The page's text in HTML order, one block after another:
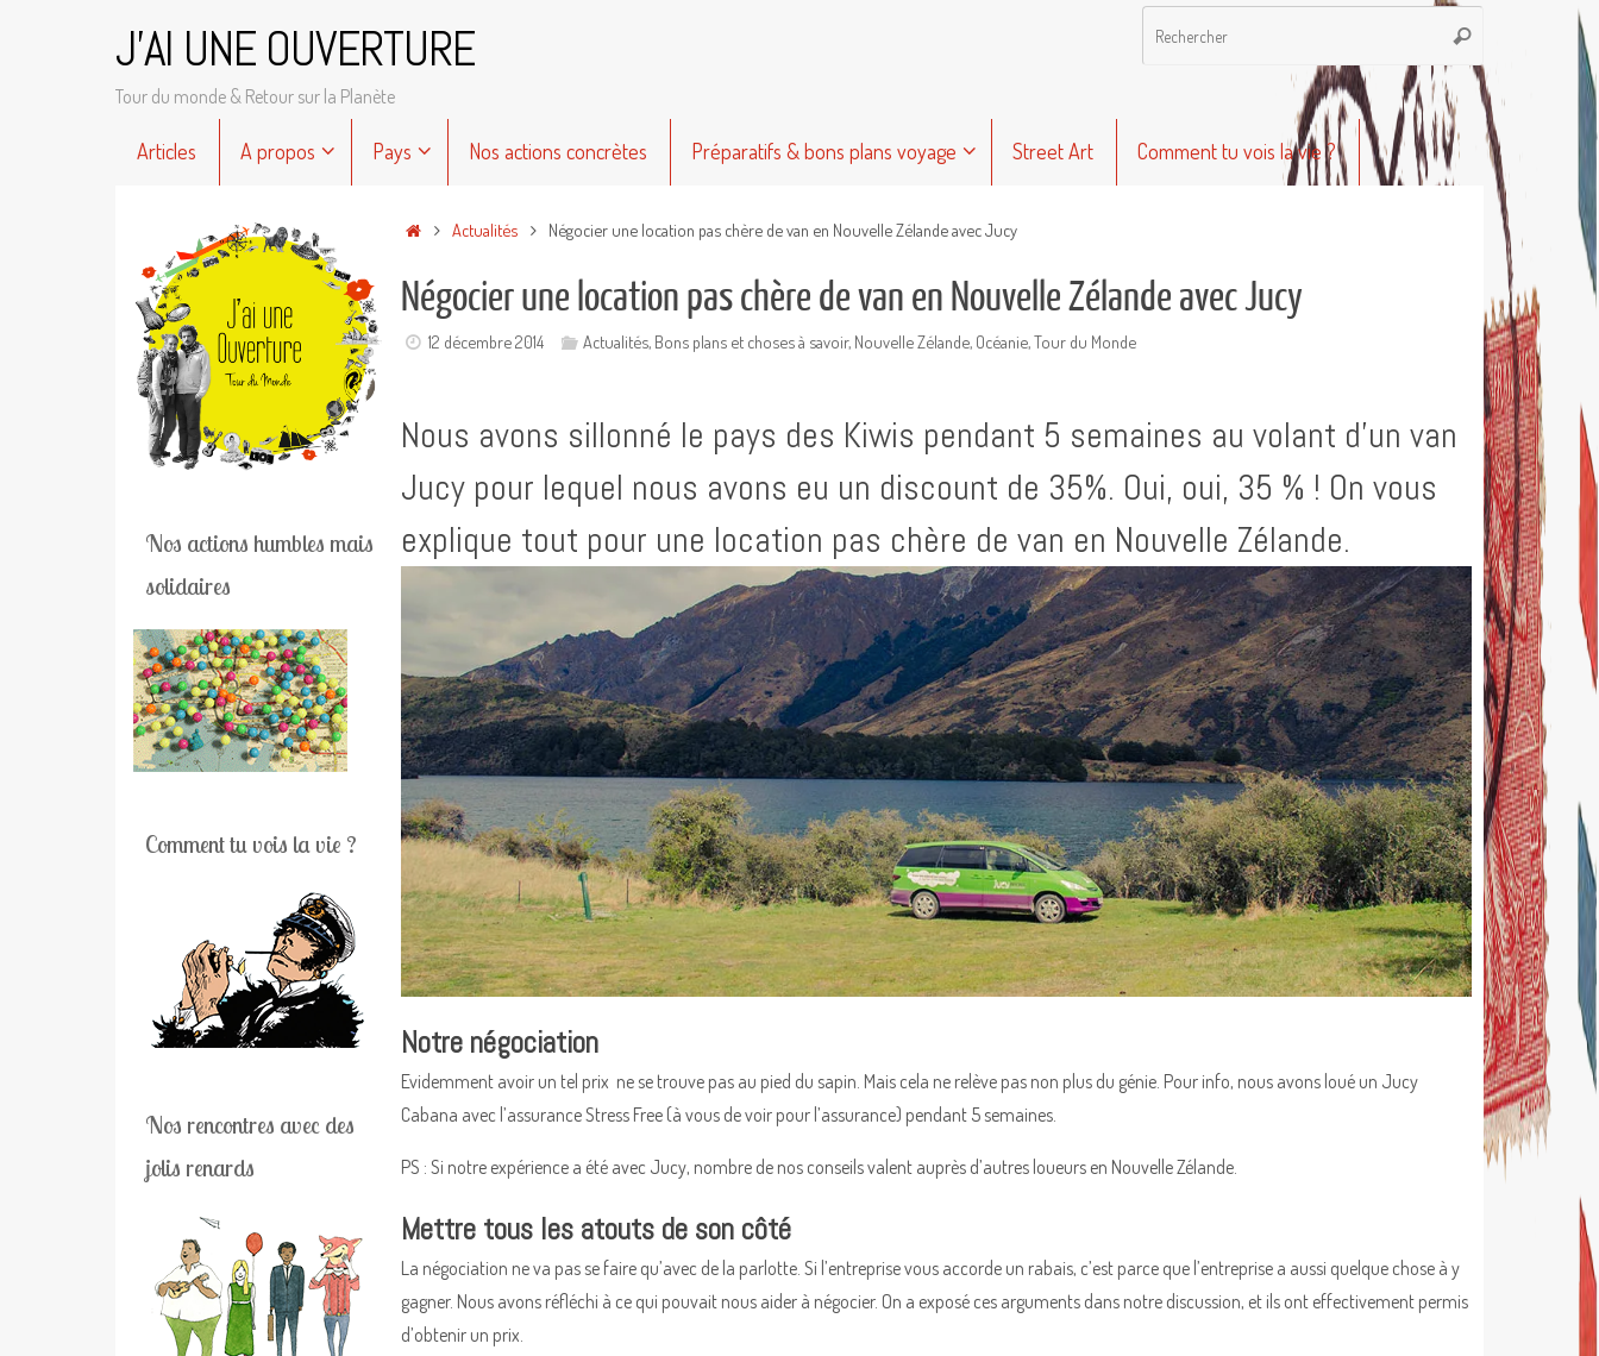
J'AI UNE OUVERTURE
Tour du monde & Retour sur la Planète
:
Rechercher
Articles A propos Pays Nos actions concrètes Préparatifs & bons plans voyage Street Art Comment tu vois la vie ?
AccueilActualités Négocier une location pas chère de van en Nouvelle Zélande avec Jucy
Négocier une location pas chère de van en Nouvelle Zélande avec Jucy
12 décembre 2014 Actualités, Bons plans et choses à savoir, Nouvelle Zélande, Océanie,Tour du Monde
Nous avons sillonné le pays des Kiwis pendant 5 semaines au volant d’un van
Jucy pour lequel nous avons eu un discount de 35%. Oui, oui, 35 % ! On vous
explique tout pour une location pas chère de van en Nouvelle Zélande.
Notre négociation
Evidemment avoir un tel prix ne se trouve pas au pied du sapin. Mais cela ne relève pas non plus du génie. Pour info, nous avons loué un Jucy
Cabana avec l’assurance Stress Free (à vous de voir pour l’assurance) pendant 5 semaines.
PS : Si notre expérience a été avec Jucy, nombre de nos conseils valent auprès d’autres loueurs en Nouvelle Zélande.
Mettre tous les atouts de son côté
La négociation ne va pas se faire qu’avec de la parlotte. Si l’entreprise vous accorde un rabais, c’est parce que l’entreprise a aussi quelque chose à y
gagner. Nous avons réfléchi à ce qui pouvait nous aider à négocier. On a exposé ces arguments dans notre discussion, et ils ont effectivement permis
d’obtenir un prix.
Nos actions humbles mais
solidaires
Comment tu vois la vie ?
Nos rencontres avec des
jolis renards